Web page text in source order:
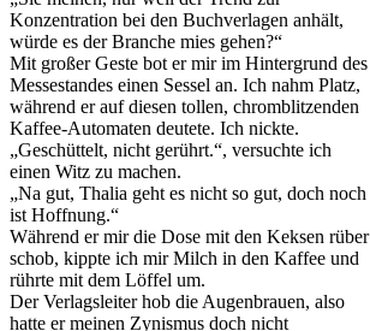
Konzentration bei den Buchverlagen anhält,
würde es der Branche mies gehen?“
Mit großer Geste bot er mir im Hintergrund des
Messestandes einen Sessel an. Ich nahm Platz,
während er auf diesen tollen, chromblitzenden
Kaffee-Automaten deutete. Ich nickte.
„Geschüttelt, nicht gerührt.“, versuchte ich
einen Witz zu machen.
„Na gut, Thalia geht es nicht so gut, doch noch
ist Hoffnung.“
Während er mir die Dose mit den Keksen rüber
schob, kippte ich mir Milch in den Kaffee und
rührte mit dem Löffel um.
Der Verlagsleiter hob die Augenbrauen, also
hatte er meinen Zynismus doch nicht